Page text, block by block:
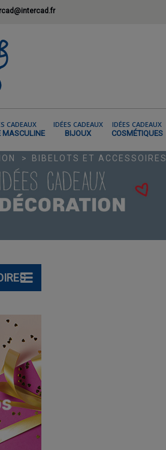
CADEAUX
MASCULINE
IDÉES CADEAUX
BIJOUX
IDÉES CADEAUX
COSMÉTIQUES
BIBELOTS ET ACCESSOIRES